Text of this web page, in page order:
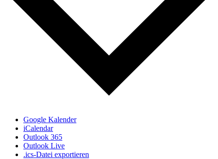
Google Kalender
iCalendar
Outlook 365
Outlook Live
.ics-Datei exportieren